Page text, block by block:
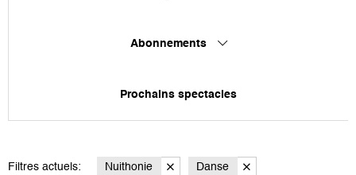
Abonnements
Prochains spectacles
Filtres actuels: Nuithonie
Danse